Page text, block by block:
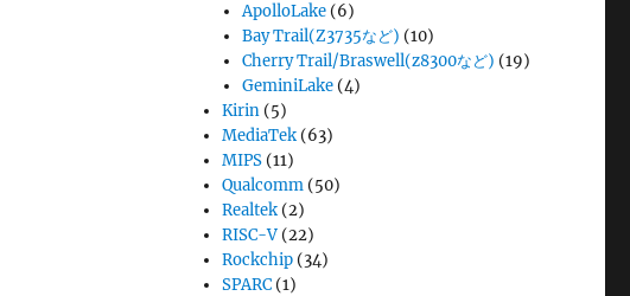
ApolloLake(6)
Bay Trail(Z3735など) (10)
Cherry Trail/Braswell(z8300など) (19)
GeminiLake(4)
Kirin (5)
MediaTek (63)
MIPS (11)
Qualcomm (50)
Realtek (2)
RISC-V (22)
Rockchip (34)
SPARC (1)